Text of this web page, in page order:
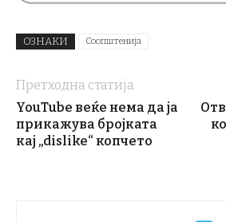
ОЗНАКИ Соопштенија
Претходна статија
YouTube веќе нема да ја
прикажува бројката
кај „dislike“ копчето